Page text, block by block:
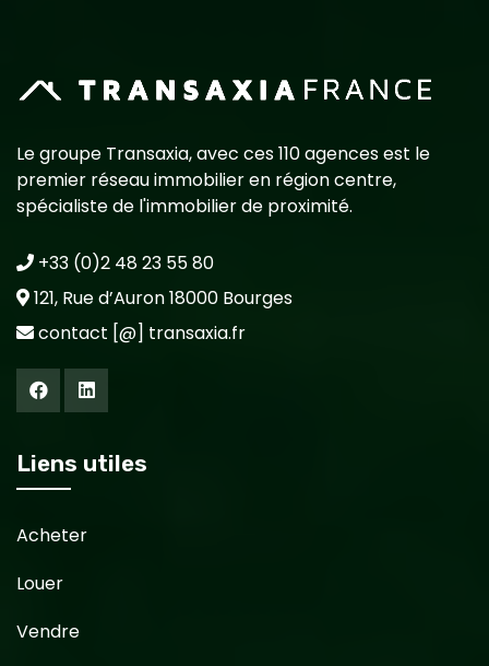
Le groupe Transaxia, avec ces 110 agences est le
premier réseau immobilier en région centre,
spécialiste de l'immobilier de proximité.
+33 (0)2 48 23 55 80
121, Rue d’Auron 18000 Bourges
contact [@] transaxia.fr
Liens utiles
Acheter
Louer
Vendre